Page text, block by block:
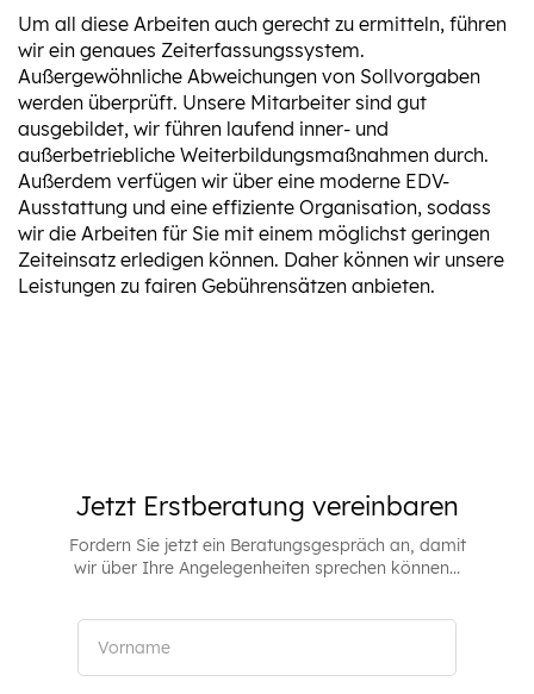
Um all diese Arbeiten auch gerecht zu ermitteln, führen
wir ein genaues Zeiterfassungssystem.
Außergewöhnliche Abweichungen von Sollvorgaben
werden überprüft. Unsere Mitarbeiter sind gut
ausgebildet, wir führen laufend inner- und
außerbetriebliche Weiterbildungsmaßnahmen durch.
Außerdem verfügen wir über eine moderne EDV-
Ausstattung und eine effiziente Organisation, sodass
wir die Arbeiten für Sie mit einem möglichst geringen
Zeiteinsatz erledigen können. Daher können wir unsere
Leistungen zu fairen Gebührensätzen anbieten.
Jetzt Erstberatung vereinbaren
Fordern Sie jetzt ein Beratungsgespräch an, damit
wir über Ihre Angelegenheiten sprechen können...